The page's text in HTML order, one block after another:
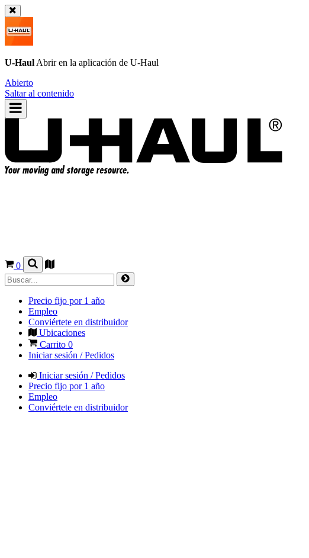
U-Haul Abrir en la aplicación de U-Haul
Abierto
Saltar al contenido
0
Precio fijo por 1 año
Empleo
Conviértete en distribuidor
Ubicaciones
Carrito 0
Iniciar sesión / Pedidos
Iniciar sesión / Pedidos
Precio fijo por 1 año
Empleo
Conviértete en distribuidor